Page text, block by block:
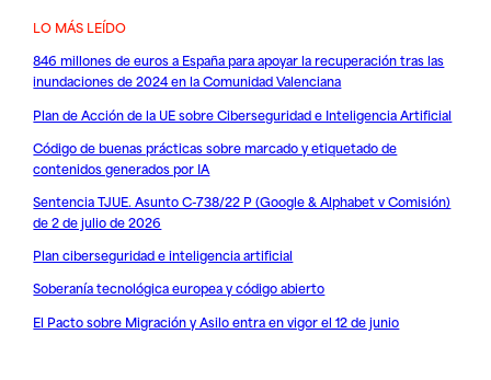
LO MÁS LEÍDO
846 millones de euros a España para apoyar la recuperación tras las
inundaciones de 2024 en la Comunidad Valenciana
Plan de Acción de la UE sobre Ciberseguridad e Inteligencia Artificial
Código de buenas prácticas sobre marcado y etiquetado de
contenidos generados por IA
Sentencia TJUE. Asunto C-738/22 P (Google & Alphabet v Comisión)
de 2 de julio de 2026
Plan ciberseguridad e inteligencia artificial
Soberanía tecnológica europea y código abierto
El Pacto sobre Migración y Asilo entra en vigor el 12 de junio